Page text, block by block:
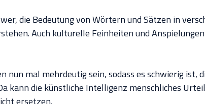
die Bedeutung von Wörtern und Sätzen in
Auch kulturelle Feinheiten und
nun mal mehrdeutig sein, sodass es schwierig ist,
kann die künstliche Intelligenz menschliches